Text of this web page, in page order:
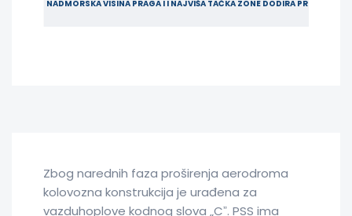
NADMORSKA VISINA PRAGA I I NAJVIŠA TAČKA ZONE DODIRA PRECIZNOG
Zbog narednih faza proširenja aerodroma
kolovozna konstrukcija je urađena za
vazduhoplove kodnog slova „Cˮ. PSS ima